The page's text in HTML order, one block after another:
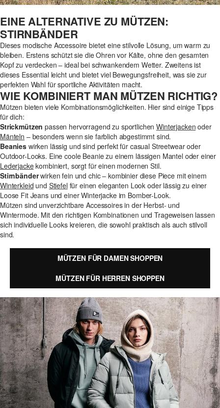
EINE ALTERNATIVE ZU MÜTZEN:
STIRNBÄNDER
Dieses modische Accessoire bietet eine stilvolle Lösung, um warm zu
bleiben. Erstens schützt sie die Ohren vor Kälte, ohne den gesamten
Kopf zu verdecken – ideal bei schwankendem Wetter. Zweitens ist
dieses Essential leicht und bietet viel Bewegungsfreiheit, was sie zur
perfekten Wahl für sportliche Aktivitäten macht.
WIE KOMBINIERT MAN MÜTZEN RICHTIG?
Mützen bieten viele Kombinationsmöglichkeiten. Hier sind einige Tipps
für dich:
Strickmützen passen hervorragend zu sportlichenWinterjacken oder
Mänteln – besonders wenn sie farblich abgestimmt sind.
Beanies wirken lässig und sind perfekt für casual Streetwear oder
Outdoor-Looks. Eine coole Beanie zu einem lässigen Mantel oder einer
Lederjackekombiniert, sorgt für einen modernen Stil.
Stirnbänderwirken fein und chic – kombinier diese Piece mit einem
Winterkleid und Stiefel für einen eleganten Look oder lässig zu einer
Loose Fit Jeans und einer Winterjacke im Bomber-Look.
Mützen sind unverzichtbare Accessoires in der Herbst- und
Wintermode. Mit den richtigen Kombinationen und Trageweisen lassen
sich individuelle Looks kreieren, die sowohl praktisch als auch stilvoll
sind.
MÜTZEN FÜR DAMEN SHOPPEN
MÜTZEN FÜR HERREN SHOPPEN